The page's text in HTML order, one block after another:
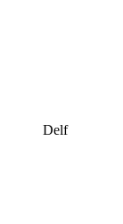
Delf